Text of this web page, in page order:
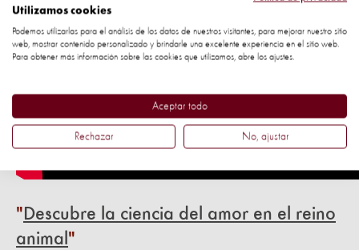
Descubre la ciencia del amor en el reino
animal
Utilizamos cookies
Podemos utilizarlas para el análisis de los datos de nuestros visitantes, para mejorar nuestro sitio
web, mostrar contenido personalizado y brindarle una excelente experiencia en el sitio web.
Para obtener más información sobre las cookies que utilizamos, abre los ajustes.
Aceptar todo
Rechazar No, ajustar